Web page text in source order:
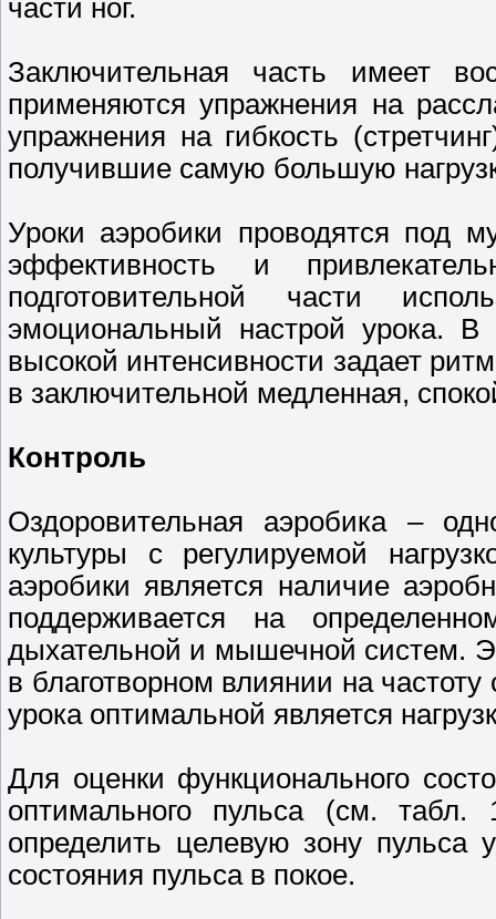
части ног.
Заключительная часть имеет
применяются упражнения на
упражнения на гибкость
получившие самую большую
Уроки аэробики проводятся под
эффективность и
подготовительной части
эмоциональный настрой урока.
высокой интенсивности задает
в заключительной медленная,
Контроль
Оздоровительная аэробика –
культуры с регулируемой
аэробики является наличие
поддерживается на
дыхательной и мышечной систем.
в благотворном влиянии на
урока оптимальной является
Для оценки функционального
оптимального пульса (см. табл.
определить целевую зону пульса
состояния пульса в покое.